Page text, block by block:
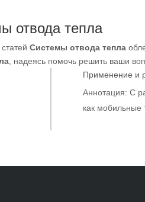
отвода тепла
Системы отвода тепла
, надеясь помочь решить ваши
Применение и
Аннотация: С
как мобильные